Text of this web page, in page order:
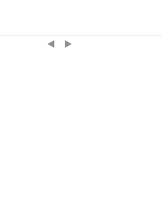
Product
GEL
ENDOCARE